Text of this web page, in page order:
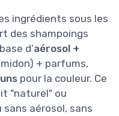
ingrédients sous les
des shampoings
d’aérosol +
+ parfums,
pour la couleur. Ce
"naturel" ou
aérosol, sans